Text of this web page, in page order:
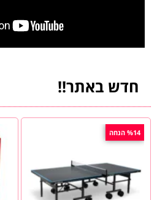
חדש באתר!!
%14 הנחה